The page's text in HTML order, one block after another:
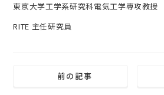
東京大学工学系研究科電気工学専攻教授
RITE 主任研究員
前の記事